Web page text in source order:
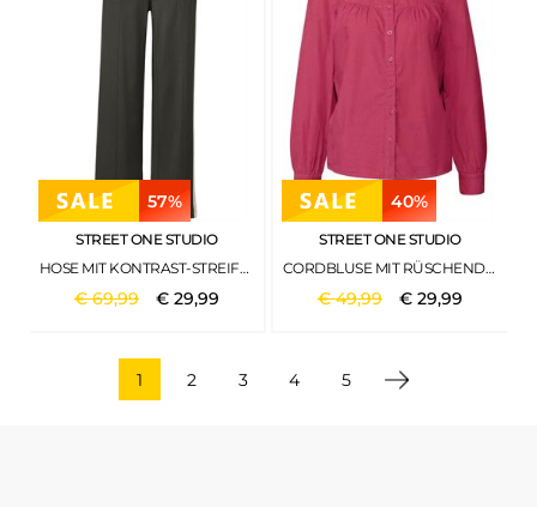
57%
STREET ONE STUDIO
HOSE MIT KONTRAST-STREIFEN NIGHTFALL GREEN
€69,99 € 29,99
40%
STREET ONE STUDIO
CORDBLUSE MIT RÜSCHENDETAILS DARK CANDY PINK
€49,99 €29,99
1 2 3 4 5